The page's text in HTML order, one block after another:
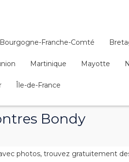
Bourgogne-Franche-Comté
Martinique Mayotte
Île-de-France
Bondy
photos, trouvez gratuitement